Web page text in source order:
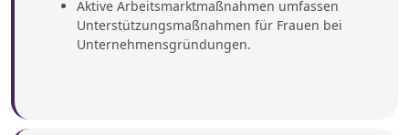
Aktive Arbeitsmarktmaßnahmen umfassen
Unterstützungsmaßnahmen für Frauen bei
Unternehmensgründungen.